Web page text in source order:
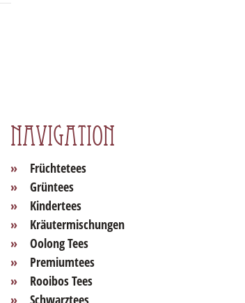
Navigation
Früchtetees
Grüntees
Kindertees
Kräutermischungen
Oolong Tees
Premiumtees
Rooibos Tees